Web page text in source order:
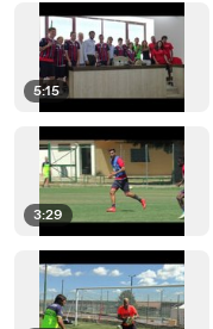
5:15
3:29